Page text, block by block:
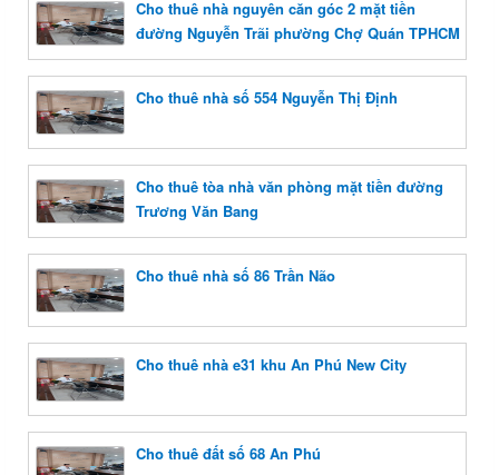
Cho thuê nhà nguyên căn góc 2 mặt tiền
đường Nguyễn Trãi phường Chợ Quán TPHCM
Cho thuê nhà số 554 Nguyễn Thị Định
Cho thuê tòa nhà văn phòng mặt tiền đường
Trương Văn Bang
Cho thuê nhà số 86 Trần Não
Cho thuê nhà e31 khu An Phú New City
Cho thuê đất số 68 An Phú